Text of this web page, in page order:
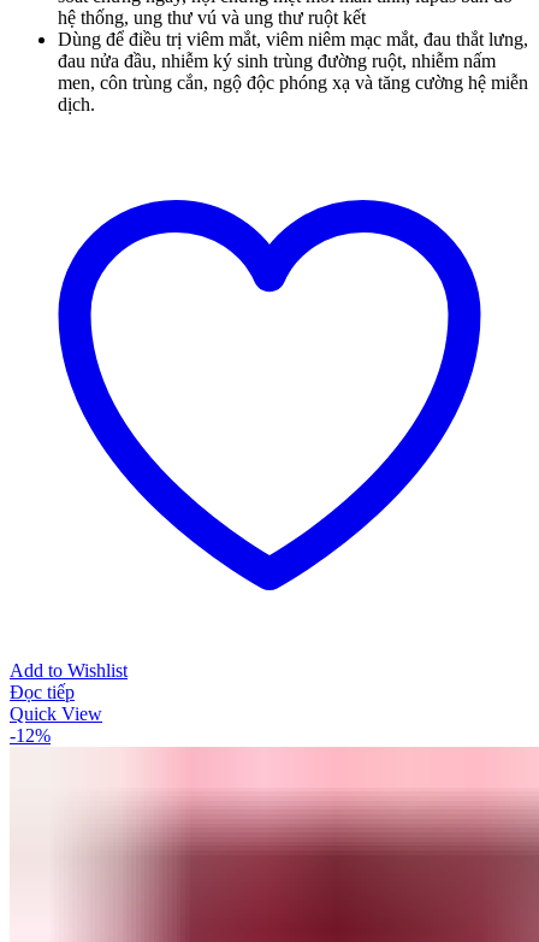
hệ thống, ung thư vú và ung thư ruột kết
Dùng để điều trị viêm mắt, viêm niêm mạc mắt, đau thắt lưng,
đau nửa đầu, nhiễm ký sinh trùng đường ruột, nhiễm nấm
men, côn trùng cắn, ngộ độc phóng xạ và tăng cường hệ miễn
dịch.
Add to Wishlist
Đọc tiếp
Quick View
-12%